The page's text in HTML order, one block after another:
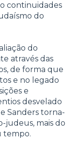
continuidades
do
do
através das
de forma que
e no legado
e
desvelado
Sanders torna-
judeus, mais do
tempo.